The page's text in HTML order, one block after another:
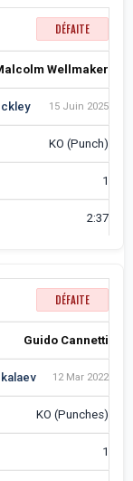
DÉFAITE
Wellmaker
15 Juin 2025
KO (Punch)
1
2:37
DÉFAITE
Guido Cannetti
12 Mar 2022
KO (Punches)
1